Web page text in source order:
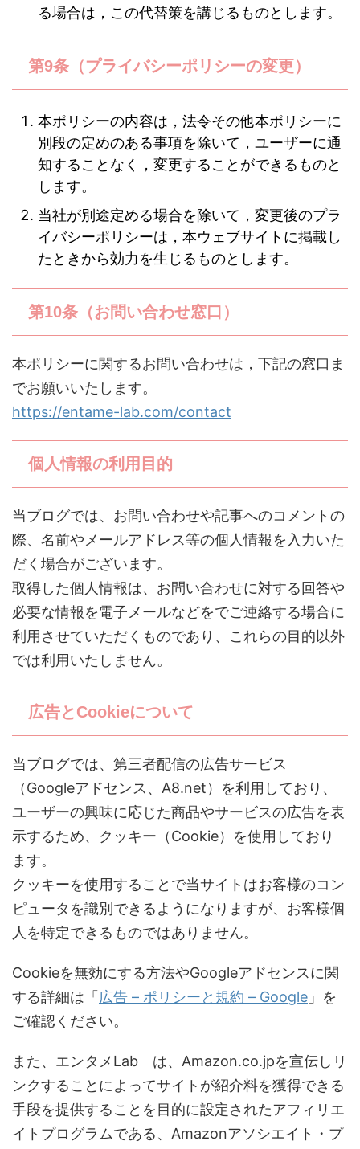
る場合は，この代替策を講じるものとします。
第9条（プライバシーポリシーの変更）
本ポリシーの内容は，法令その他本ポリシーに
別段の定めのある事項を除いて，ユーザーに通
知することなく，変更することができるものと
します。
当社が別途定める場合を除いて，変更後のプラ
イバシーポリシーは，本ウェブサイトに掲載し
たときから効力を生じるものとします。
第10条（お問い合わせ窓口）
本ポリシーに関するお問い合わせは，下記の窓口ま
でお願いいたします。
https://entame-lab.com/contact
個人情報の利用目的
当ブログでは、お問い合わせや記事へのコメントの
際、名前やメールアドレス等の個人情報を入力いた
だく場合がございます。
取得した個人情報は、お問い合わせに対する回答や
必要な情報を電子メールなどをでご連絡する場合に
利用させていただくものであり、これらの目的以外
では利用いたしません。
広告とCookieについて
当ブログでは、第三者配信の広告サービス
（Googleアドセンス、A8.net）を利用しており、
ユーザーの興味に応じた商品やサービスの広告を表
示するため、クッキー（Cookie）を使用しており
ます。
クッキーを使用することで当サイトはお客様のコン
ピュータを識別できるようになりますが、お客様個
人を特定できるものではありません。
Cookieを無効にする方法やGoogleアドセンスに関
する詳細は「 広告 – ポリシーと規約 – Google 」を
ご確認ください。
また、エンタメLab は、Amazon.co.jpを宣伝しリ
ンクすることによってサイトが紹介料を獲得できる
手段を提供することを目的に設定されたアフィリエ
イトプログラムである、Amazonアソシエイト・プ